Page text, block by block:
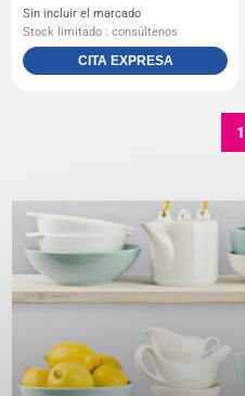
Sin incluir el marcado
Stock limitado : consúltenos
CITA EXPRESA
1